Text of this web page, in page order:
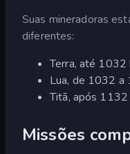
Suas mineradoras
diferentes:
Terra, até 1032
Lua, de 1032 a
Titã, após 1132
Missões